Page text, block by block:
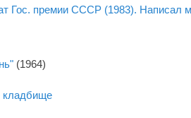
Гос. премии СССР (1983).
(1964)
кладбище